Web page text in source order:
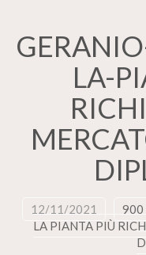
LA-
12/11/2021 900
LA PIANTA PIÙ